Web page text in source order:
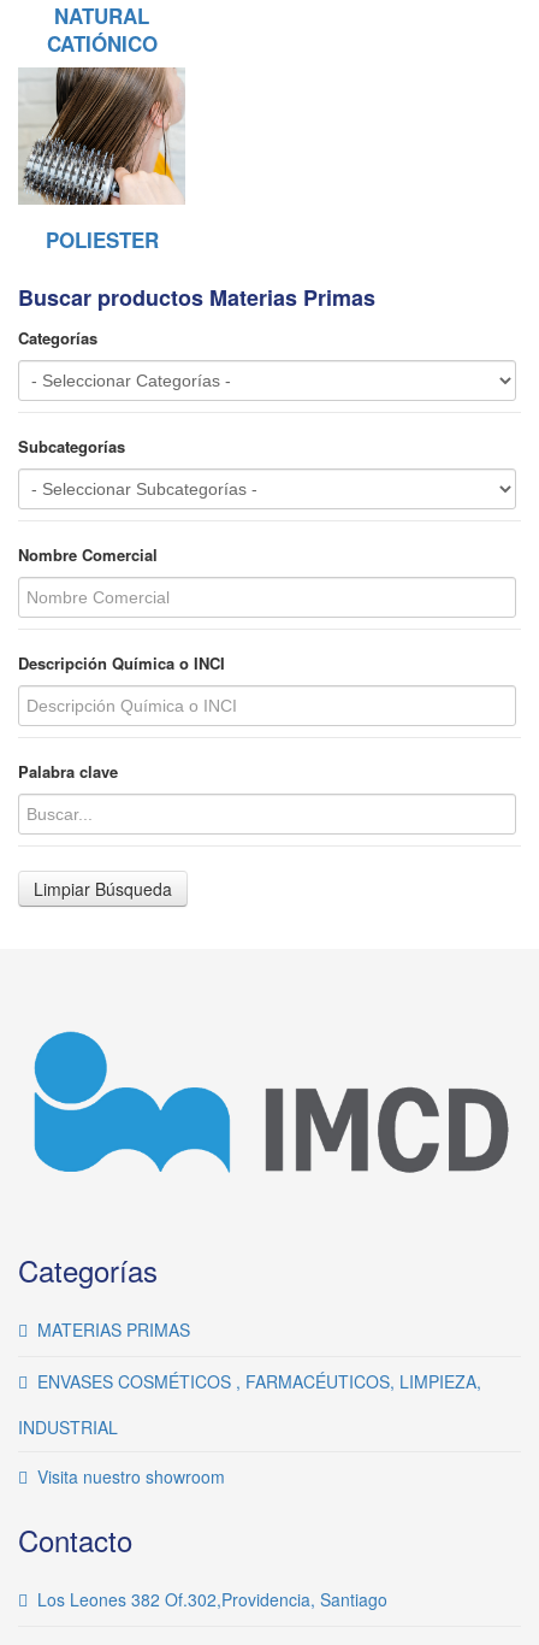
NATURAL
CATIÓNICO
POLIESTER
Buscar productos Materias Primas
Categorías
Subcategorías
Nombre Comercial
Descripción Química o INCI
Palabra clave
Categorías
MATERIAS PRIMAS
ENVASES COSMÉTICOS , FARMACÉUTICOS, LIMPIEZA,
INDUSTRIAL
Visita nuestro showroom
Contacto
Los Leones 382 Of.302,Providencia, Santiago